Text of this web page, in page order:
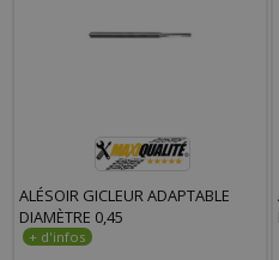
ALÉSOIR GICLEUR ADAPTABLE
DIAMÈTRE 0,45